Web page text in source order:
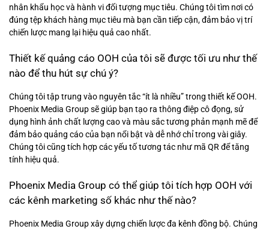
nhân khẩu học và hành vi đối tượng mục tiêu. Chúng tôi tìm nơi có
đúng tệp khách hàng mục tiêu mà bạn cần tiếp cận, đảm bảo vị trí
chiến lược mang lại hiệu quả cao nhất.
Thiết kế quảng cáo OOH của tôi sẽ được tối ưu như thế
nào để thu hút sự chú ý?
Chúng tôi tập trung vào nguyên tắc “ít là nhiều” trong thiết kế OOH.
Phoenix Media Group sẽ giúp bạn tạo ra thông điệp cô đọng, sử
dụng hình ảnh chất lượng cao và màu sắc tương phản mạnh mẽ để
đảm bảo quảng cáo của bạn nổi bật và dễ nhớ chỉ trong vài giây.
Chúng tôi cũng tích hợp các yếu tố tương tác như mã QR để tăng
tính hiệu quả.
Phoenix Media Group có thể giúp tôi tích hợp OOH với
các kênh marketing số khác như thế nào?
Phoenix Media Group xây dựng chiến lược đa kênh đồng bộ. Chúng